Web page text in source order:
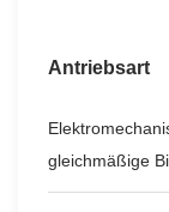
Antriebsart
gleichmäßige